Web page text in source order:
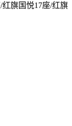
旗国悦17座/红旗